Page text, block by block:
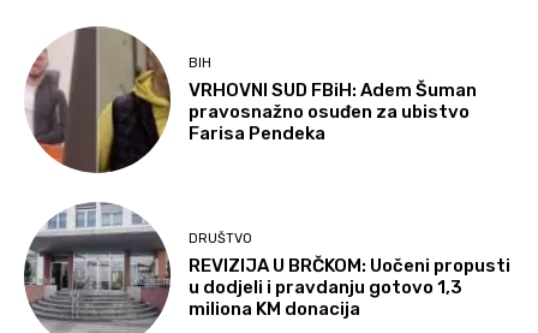
BIH
VRHOVNI SUD FBiH: Adem Šuman
pravosnažno osuđen za ubistvo
Farisa Pendeka
DRUŠTVO
REVIZIJA U BRČKOM: Uočeni propusti
u dodjeli i pravdanju gotovo 1,3
miliona KM donacija